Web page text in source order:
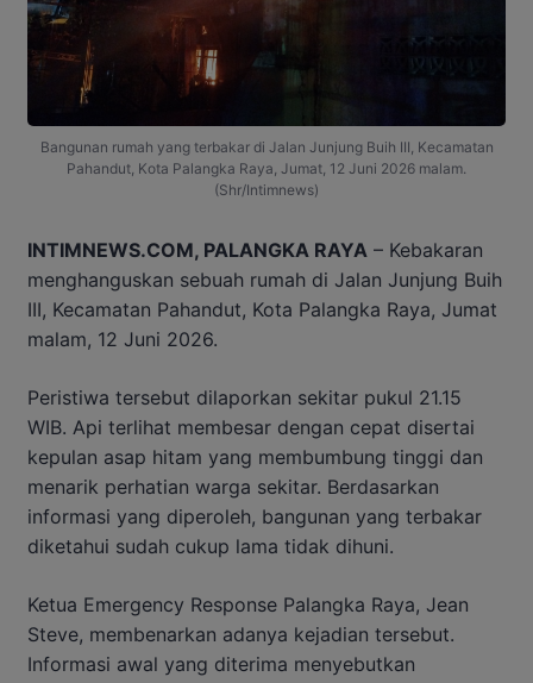
Bangunan rumah yang terbakar di Jalan Junjung Buih III, Kecamatan
Pahandut, Kota Palangka Raya, Jumat, 12 Juni 2026 malam.
(Shr/Intimnews)
INTIMNEWS.COM, PALANGKA RAYA – Kebakaran
menghanguskan sebuah rumah di Jalan Junjung Buih
III, Kecamatan Pahandut, Kota Palangka Raya, Jumat
malam, 12 Juni 2026.
Peristiwa tersebut dilaporkan sekitar pukul 21.15
WIB. Api terlihat membesar dengan cepat disertai
kepulan asap hitam yang membumbung tinggi dan
menarik perhatian warga sekitar. Berdasarkan
informasi yang diperoleh, bangunan yang terbakar
diketahui sudah cukup lama tidak dihuni.
Ketua Emergency Response Palangka Raya, Jean
Steve, membenarkan adanya kejadian tersebut.
Informasi awal yang diterima menyebutkan